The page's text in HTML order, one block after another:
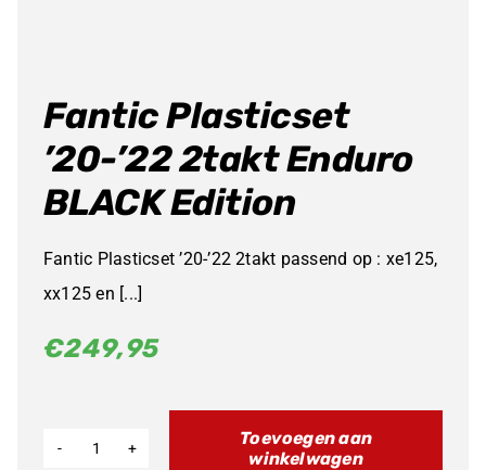
Fantic Plasticset
’20-’22 2takt Enduro
BLACK Edition
Fantic Plasticset ’20-’22 2takt passend op : xe125,
xx125 en [...]
€249,95
Toevoegen aan
winkelwagen